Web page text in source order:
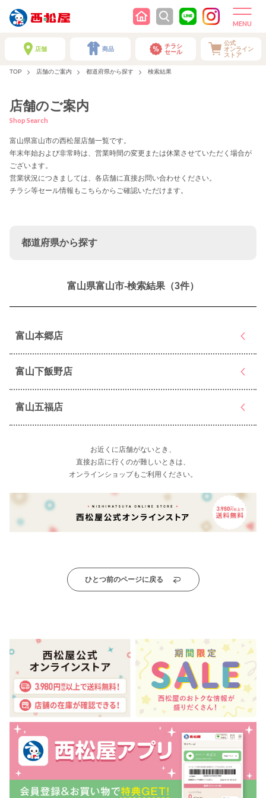
店舗 商品
チラシ
セール
公式
オンライン
ストア
TOP 店舗のご案内 都道府県から探す 検索結果
店舗のご案内
Shop Search
富山県富山市の西松屋店舗一覧です。
年末年始および非常時は、営業時間の変更または休業させていただく場合が
ございます。
営業状況につきましては、各店舗に直接お問い合わせください。
チラシ等セール情報もこちらからご確認いただけます。
都道府県から探す
富山県富山市-検索結果（3件）
富山本郷店
富山下飯野店
富山五福店
お近くに店舗がないとき、
直接お店に行くのが難しいときは、
オンラインショップもご利用ください。
ひとつ前のページに戻る